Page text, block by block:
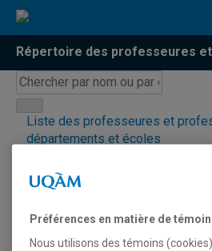
Répertoire des professeures
Chercher
par
nom
ou
par
Liste des professeures et
départements et écoles
Résultats de
pour «
Préférences en matière de
Nous utilisons des témoins